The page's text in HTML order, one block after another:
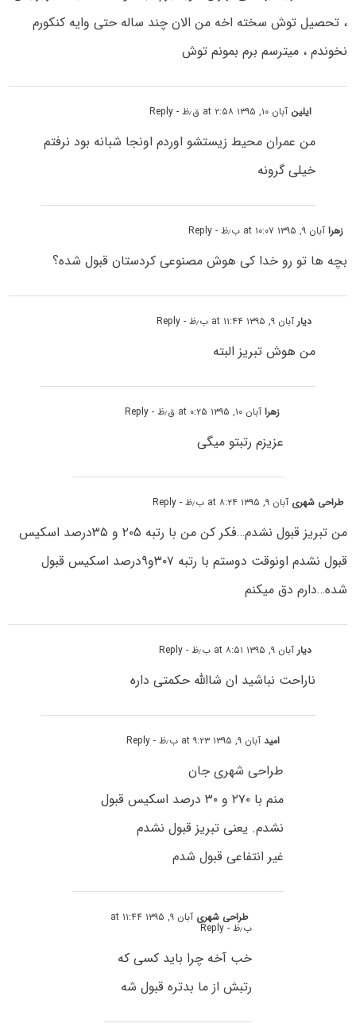
، تحصیل توش سخته اخه من الان چند ساله حتی وایه کنکورم
نخوندم ، میترسم برم بمونم توش
ایلین آبان ۱۰, ۱۳۹۵ at ۲:۵۸ ق٫ظ - Reply
من عمران محیط زیستشو اوردم اونجا شبانه بود نرفتم
خیلی گرونه
زهراآبان ۹, ۱۳۹۵ at ۱۰:۰۷ ب٫ظ - Reply
بچه ها تو رو خدا کی هوش مصنوعی کردستان قبول شده؟
دیار آبان ۹, ۱۳۹۵ at ۱۱:۴۴ ب٫ظ - Reply
من هوش تبریز البته
زهراآبان ۱۰, ۱۳۹۵ at ۰:۲۵ ق٫ظ - Reply
عزیزم رتبتو میگی
طراحی شهری آبان ۹, ۱۳۹۵ at ۸:۲۴ ب٫ظ - Reply
من تبریز قبول نشدم…فکر کن من با رتبه ۲۰۵ و ۳۵درصد اسکیس
قبول نشدم اونوقت دوستم با رتبه ۳۰۷و۹درصد اسکیس قبول
شده…دارم دق میکنم
دیار آبان ۹, ۱۳۹۵ at ۸:۵۱ ب٫ظ - Reply
ناراحت نباشید ان شاالله حکمتی داره
امیدآبان ۹, ۱۳۹۵ at ۹:۲۳ ب٫ظ - Reply
طراحی شهری جان
منم با ۲۷۰ و ۳۰ درصد اسکیس قبول
نشدم. یعنی تبریز قبول نشدم
غیر انتفاعی قبول شدم
طراحی شهری آبان ۹, ۱۳۹۵ at ۱۱:۴۴
ب٫ظ - Reply
خب آخه چرا باید کسی که
رتبش از ما بدتره قبول شه